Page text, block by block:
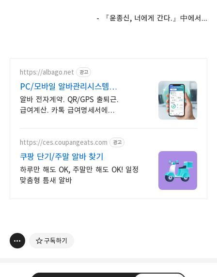
- 『윤종신, 너에게 간다.』中에서...
https://albago.net 광고
PC/모바일 알바관리시스템
알바고랩
알바 전자계약. QR/GPS 출퇴근.
급여계산. 카톡 급여명세서에
https://ces.coupangeats.com 광고
쿠팡 단기/주말 알바 찾기
하루만 해도 OK, 주말만 해도 OK! 일정
맞춤형 틈새 알바
구독하기